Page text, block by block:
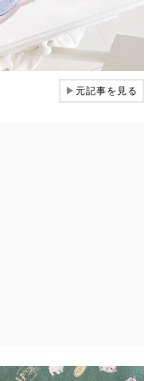
▶元記事を見る